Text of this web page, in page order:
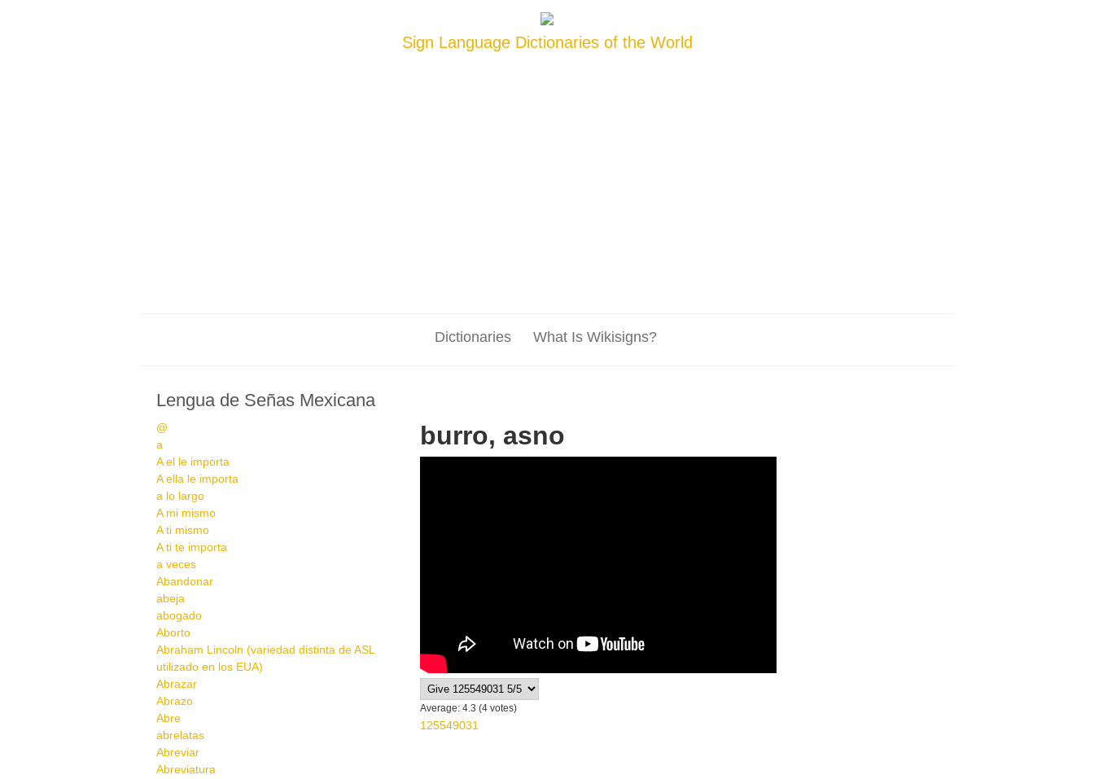
Sign Language Dictionaries of the World
Dictionaries What Is Wikisigns?
Lengua de Señas Mexicana
@
a
A el le importa
A ella le importa
a lo largo
A mi mismo
A ti mismo
A ti te importa
a veces
Abandonar
abeja
abogado
Aborto
Abraham Lincoln (variedad distinta de ASL
utilizado en los EUA)
Abrazar
Abrazo
Abre
abrelatas
Abreviar
Abreviatura
burro, asno
Average: 4.3 (4votes)
125549031